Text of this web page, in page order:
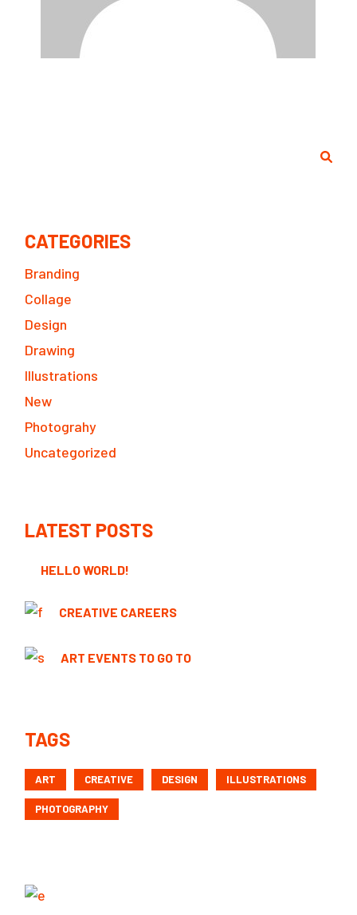
CATEGORIES
Branding
Collage
Design
Drawing
Illustrations
New
Photograhy
Uncategorized
LATEST POSTS
HELLO WORLD!
CREATIVE CAREERS
ART EVENTS TO GO TO
TAGS
ART CREATIVE DESIGN ILLUSTRATIONS
PHOTOGRAPHY